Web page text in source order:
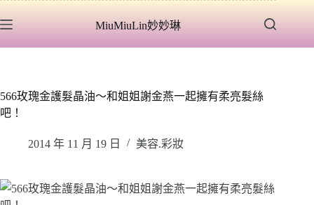
至
容
MiuMiuLin妙妙琳
566玫瑰金護髮晶油～和姐姐謝金燕一起擁有柔亮髮絲
吧！
2014 年 11 月 19 日 美容.彩妝